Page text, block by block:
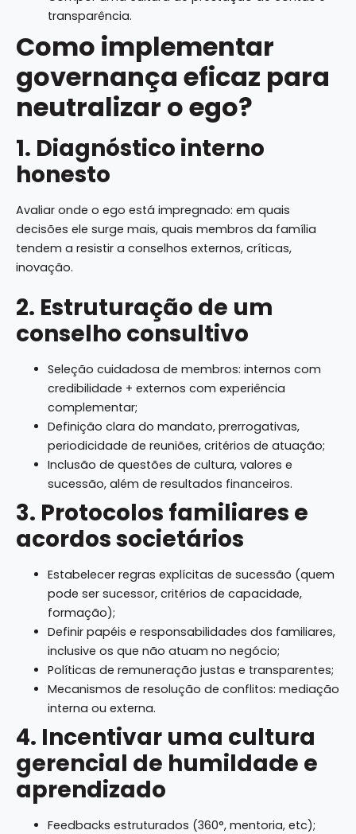
transparência.
Como implementar
governança eficaz para
neutralizar o ego?
1. Diagnóstico interno
honesto
Avaliar onde o ego está impregnado: em quais
decisões ele surge mais, quais membros da família
tendem a resistir a conselhos externos, críticas,
inovação.
2. Estruturação de um
conselho consultivo
Seleção cuidadosa de membros: internos com
credibilidade + externos com experiência
complementar;
Definição clara do mandato, prerrogativas,
periodicidade de reuniões, critérios de atuação;
Inclusão de questões de cultura, valores e
sucessão, além de resultados financeiros.
3. Protocolos familiares e
acordos societários
Estabelecer regras explícitas de sucessão (quem
pode ser sucessor, critérios de capacidade,
formação);
Definir papéis e responsabilidades dos familiares,
inclusive os que não atuam no negócio;
Políticas de remuneração justas e transparentes;
Mecanismos de resolução de conflitos: mediação
interna ou externa.
4. Incentivar uma cultura
gerencial de humildade e
aprendizado
Feedbacks estruturados (360°, mentoria, etc);